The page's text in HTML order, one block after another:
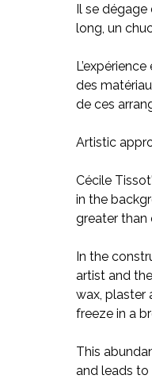
Il se dégage
long, un
des
de ces
Artistic
Cécile
in the
greater than
In the
artist and
wax, plaster
freeze in a
This
and leads to